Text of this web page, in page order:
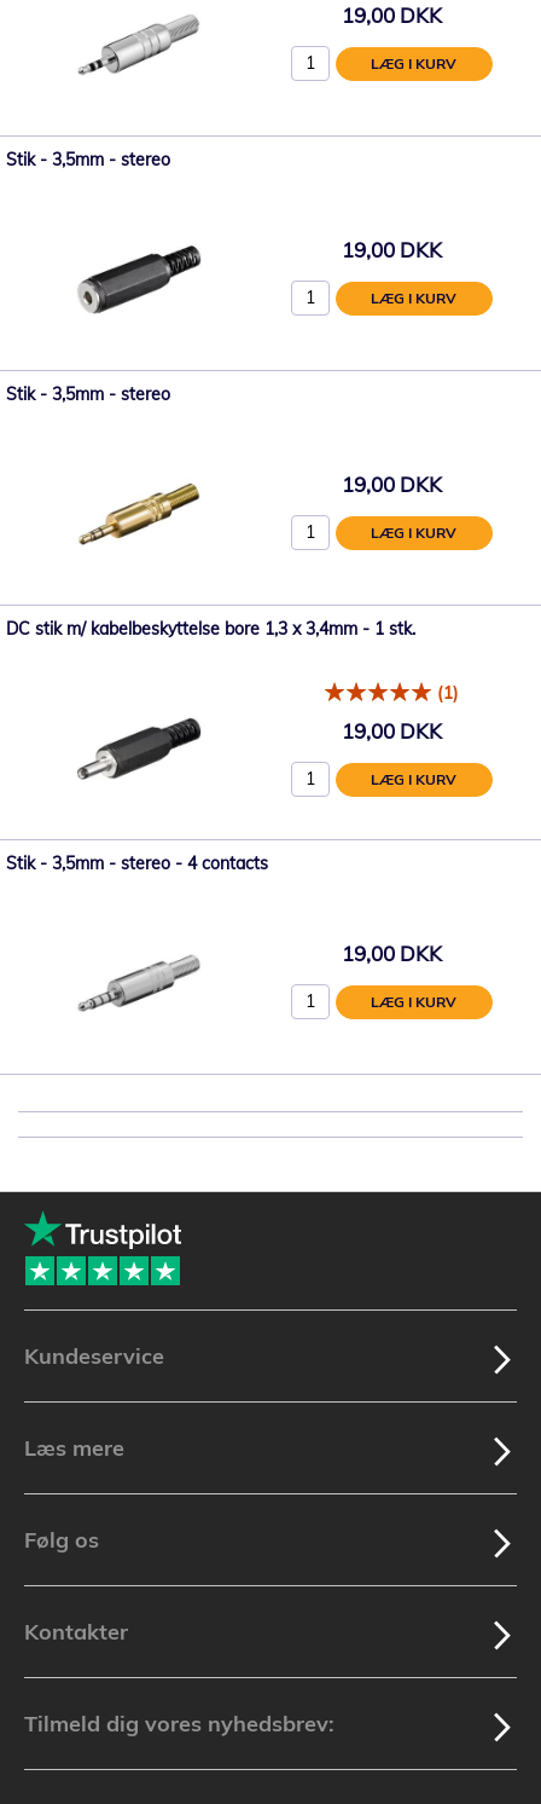
19,00 DKK
LÆG I KURV
Stik - 3,5mm - stereo
19,00 DKK
LÆG I KURV
Stik - 3,5mm - stereo
19,00 DKK
LÆG I KURV
DC stik m/ kabelbeskyttelse bore 1,3 x 3,4mm - 1 stk.
(1)
19,00 DKK
LÆG I KURV
Stik - 3,5mm - stereo - 4 contacts
19,00 DKK
LÆG I KURV
Kundeservice
Læs mere
Følg os
Kontakter
Tilmeld dig vores nyhedsbrev: